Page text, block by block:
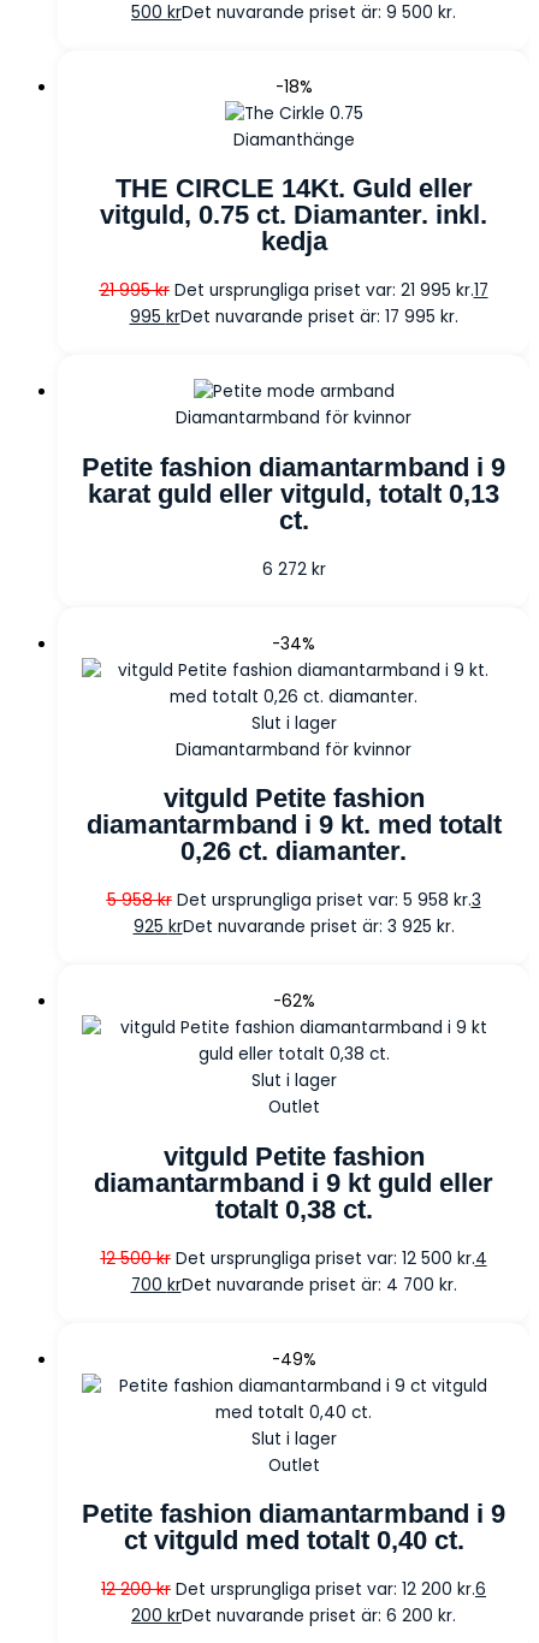
500 krDet nuvarande priset är: 9 500 kr.
-18%
Diamanthänge
THE CIRCLE 14Kt. Guld eller
vitguld, 0.75 ct. Diamanter. inkl.
kedja
21 995kr Det ursprungliga priset var: 21 995 kr.17
995 krDet nuvarande priset är: 17 995 kr.
Diamantarmband för kvinnor
Petite fashion diamantarmband i 9
karat guld eller vitguld, totalt 0,13
ct.
6 272 kr
-34%
Slut i lager
Diamantarmband för kvinnor
vitguld Petite fashion
diamantarmband i 9 kt. med totalt
0,26 ct. diamanter.
5 958kr Det ursprungliga priset var: 5 958 kr.3
925 krDet nuvarande priset är: 3 925 kr.
-62%
Slut i lager
Outlet
vitguld Petite fashion
diamantarmband i 9 kt guld eller
totalt 0,38 ct.
12 500kr Det ursprungliga priset var: 12 500 kr.4
700 krDet nuvarande priset är: 4 700 kr.
-49%
Slut i lager
Outlet
Petite fashion diamantarmband i 9
ct vitguld med totalt 0,40 ct.
12 200kr Det ursprungliga priset var: 12 200 kr.6
200 krDet nuvarande priset är: 6 200 kr.